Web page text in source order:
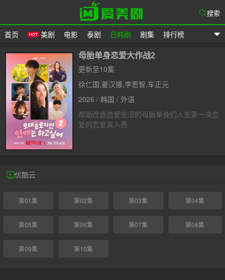
爱美剧
首页 美剧 电影 泰剧 日韩剧 剧集 排行榜
搜索
母胎单身恋爱大作战2
更新至10集
徐仁国,姜汉娜,李恩智,车正元
2026 / 韩国 / 外语
帮助改造恋爱生涩的母胎单身们人生第一次恋
爱的恋爱真人秀
优酷云
第01集 第02集 第03集 第04集
第05集 第06集 第07集 第08集
第09集 第10集